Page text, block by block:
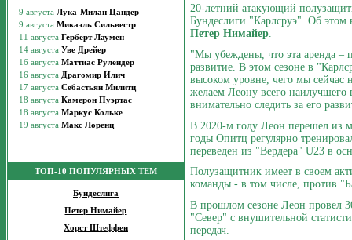
ТОП-10 ПОПУЛЯРНЫХ ТЕМ
Бундеслига
Петер Нимайер
Хорст Штеффен
20-летний атакующий
Бундеслиги "Карлсруэ". Об этом
Петер Нимайер.
"Мы убеждены, что эта аренда –
развитие. В этом сезоне в
высоком уровне, чего мы
желаем Леону всего наилучшего
внимательно следить за его
В 2020-м году Леон перешел из
годы Опитц регулярно
переведен из "Вердера" U23 в
Полузащитник имеет в своем
команды - в том числе, против
В прошлом сезоне Леон провел
"Север" с внушительной
передач.